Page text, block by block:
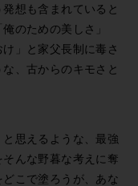
想も含まれていると
のための美しさ」
」と家父長制に毒さ
、古からのキモさと
思えるような、最強
んな野暮な考えに奪
こで塗ろうが、あな